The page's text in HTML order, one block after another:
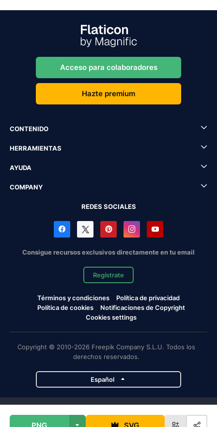
Acceso para colaboradores
Hazte premium
CONTENIDO
HERRAMIENTAS
AYUDA
COMPANY
REDES SOCIALES
Consigue recursos exclusivos directamente en tu email
Regístrate
Términos y condiciones
Política de privacidad
Política de cookies
Notificaciones de Copyright
Cookies settings
Copyright © 2010-2026 Freepik Company S.L.U. Todos los
derechos reservados.
Español